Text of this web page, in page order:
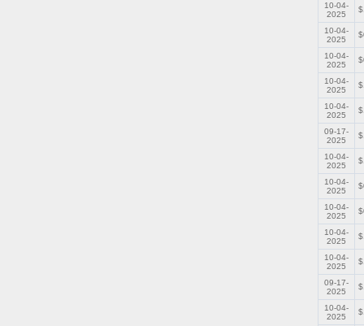
10-04-
2025
10-04-
2025
10-04-
2025
10-04-
2025
10-04-
2025
09-17-
2025
10-04-
2025
10-04-
2025
10-04-
2025
10-04-
2025
10-04-
2025
09-17-
2025
10-04-
2025